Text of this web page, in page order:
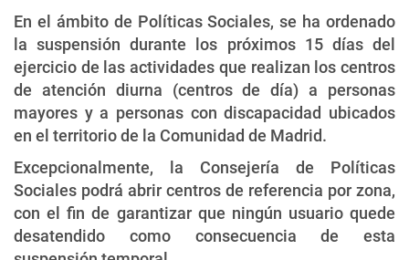
En el ámbito de Políticas Sociales, se ha ordenado
la suspensión durante los próximos 15 días del
ejercicio de las actividades que realizan los centros
de atención diurna (centros de día) a personas
mayores y a personas con discapacidad ubicados
en el territorio de la Comunidad de Madrid.
Excepcionalmente, la Consejería de Políticas
Sociales podrá abrir centros de referencia por zona,
con el fin de garantizar que ningún usuario quede
desatendido como consecuencia de esta